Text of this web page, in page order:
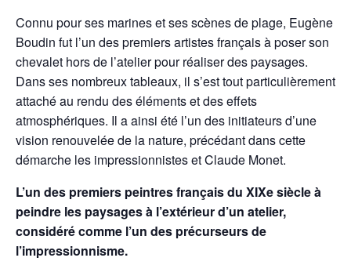
Connu pour ses marines et ses scènes de plage, Eugène
Boudin fut l’un des premiers artistes français à poser son
chevalet hors de l’atelier pour réaliser des paysages.
Dans ses nombreux tableaux, il s’est tout particulièrement
attaché au rendu des éléments et des effets
atmosphériques. Il a ainsi été l’un des initiateurs d’une
vision renouvelée de la nature, précédant dans cette
démarche les impressionnistes et Claude Monet.
L’un des premiers peintres français du XIXe siècle à
peindre les paysages à l’extérieur d’un atelier,
considéré comme l’un des précurseurs de
l’impressionnisme.